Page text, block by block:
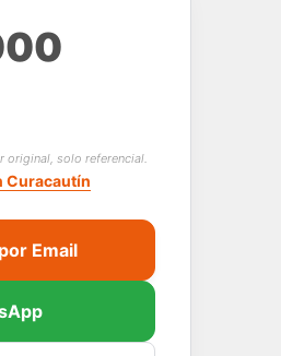
original, solo referencial.
Curacautín
Email